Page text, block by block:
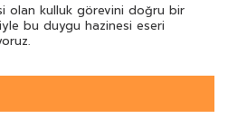
olan kulluk görevini doğru bir
bu duygu hazinesi eseri